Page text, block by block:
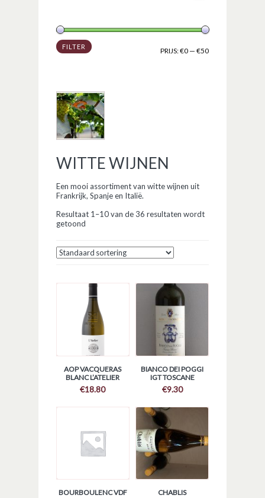
FILTER PRIJS:€0 — €50
WITTE WIJNEN
Een mooi assortiment van witte wijnen uit
Frankrijk, Spanje en Italië.
Resultaat 1–10 van de 36 resultaten wordt
getoond
AOP VACQUERAS
BLANC L’ATELIER
€18.80
BIANCO DEI POGGI
IGT TOSCANE
€9.30
BOURBOULENC VDF CHABLIS